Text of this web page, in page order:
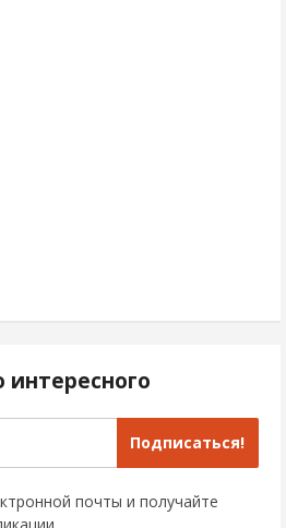
интересного
Подписаться!
почты и получайте